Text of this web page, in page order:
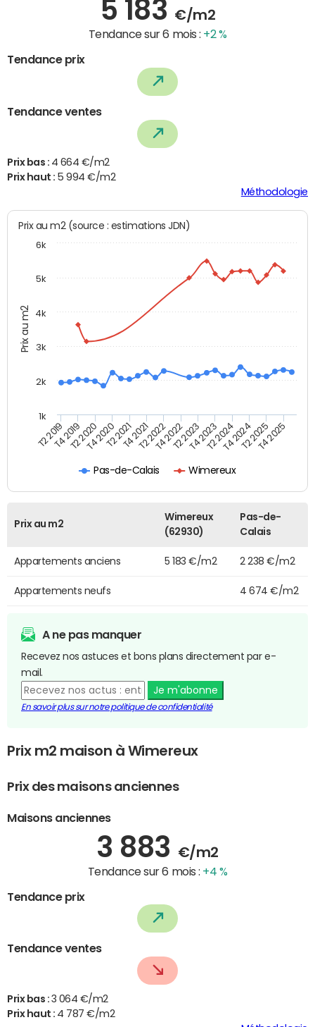
5 183 €/m2
Tendance sur 6 mois : +2 %
Tendance prix
Tendance ventes
Prix bas : 4 664 €/m2
Prix haut : 5 994 €/m2
Méthodologie
Prix au m2
Prix au m2 (source : estimations JDN)
Pas-de-Calais Wimereux
T2 2019T4 2019T2 2020T4 2020T2 2021T4 2021T2 2022T4 2022T2 2023T4 2023T2 2024T4 2024T2 2025T4 2025
1k
2k
3k
4k
5k
6k
Prix au m2
Wimereux
(62930)
Pas-de-
Calais
Appartements anciens 5 183 €/m2 2 238 €/m2
Appartements neufs 4 674 €/m2
A ne pas manquer
Recevez nos astuces et bons plans directement par e-
mail.
Je m'abonne
En savoir plus sur notre politique de confidentialité
Prix m2 maison à Wimereux
Prix des maisons anciennes
Maisons anciennes
3 883 €/m2
Tendance sur 6 mois : +4 %
Tendance prix
Tendance ventes
Prix bas : 3 064 €/m2
Prix haut : 4 787 €/m2